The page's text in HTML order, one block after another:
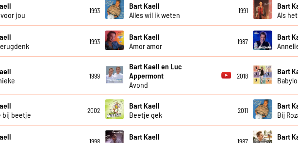
jou
1993
Bart Kaell
Alles wil ik weten
1991
Bart
Als
1993
Bart Kaell
Amor amor
1987
Bart
1999
Bart Kaell en Luc
Appermont
Avond
2018
Bart
bij beetje
2002
Bart Kaell
Beetje gek
2011
Bart
Bij
Bart Kaell
Bart